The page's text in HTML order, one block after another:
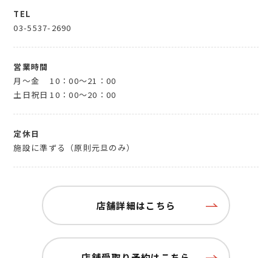
TEL
03-5537-2690
営業時間
月～金
10：00～21：00
土日祝日 10：00～20：00
定休日
施設に準ずる（原則元旦のみ）
店舗詳細はこちら